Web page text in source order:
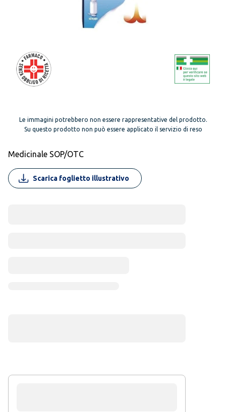
Le immagini potrebbero non essere rappresentative del prodotto.
Su questo prodotto non può essere applicato il servizio di reso
Medicinale SOP/OTC
Scarica foglietto illustrativo